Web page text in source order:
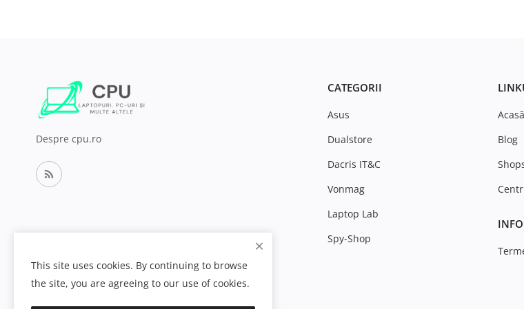
Despre cpu.ro
CATEGORII
Asus
Dualstore
Dacris IT&C
Vonmag
Laptop Lab
Spy-Shop
Acasă
Blog
This site uses cookies. By continuing to browse
the site, you are agreeing to our use of cookies.